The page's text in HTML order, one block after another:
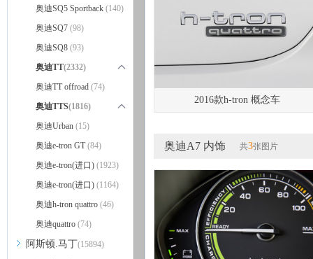
奥迪SQ5 Sportback (140)
奥迪SQ7 (98)
奥迪SQ8 (93)
奥迪TT(2332)
奥迪TT Coupe(1722)
奥迪TT Roadster
(571)
奥迪TT Sportback
奥迪TT offroad (74)
奥迪TTS(1816)
奥迪TTS Coupe
奥迪TTS Roadster
奥迪Urban (15)
奥迪e-tron GT(84)
奥迪e-tron(进口) (1923)
奥迪e-tron(进口) (1164)
奥迪h-tron quattro (46)
奥迪quattro (74)
阿斯顿.马丁(15894)
2016款h-tron 概念车
奥迪A7 内饰 共3张图片